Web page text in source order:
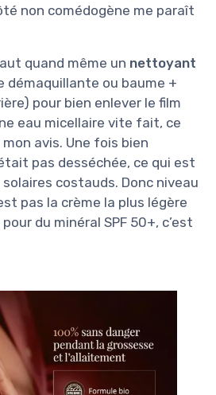
non comédogène me paraît
quand même un nettoyant
démaquillante ou baume +
pour bien enlever le film
eau micellaire vite fait, ce
avis. Une fois bien
pas desséchée, ce qui est
costauds. Donc niveau
pas la crème la plus légère
du minéral SPF 50+, c’est